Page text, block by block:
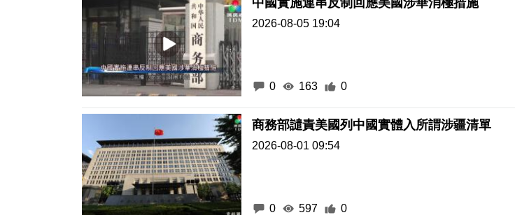
2026-08-05 19:04
0 163 0
商務部譴責美國列中國實體入所謂涉疆清單
2026-08-01 09:54
0 597 0